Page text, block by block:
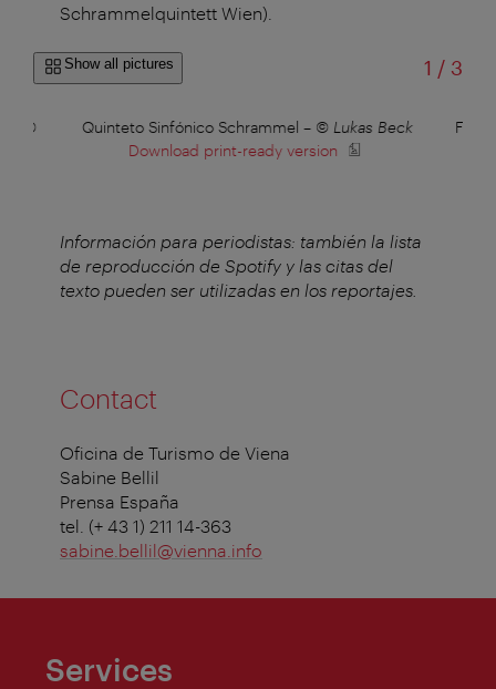
Schrammelquintett Wien).
Show all pictures 1 /of
3
© Quinteto Sinfónico Schrammel – © Lukas Beck
Download print-ready version
Información para periodistas: también la lista
de reproducción de Spotify y las citas del
texto pueden ser utilizadas en los reportajes.
Contact
Oficina de Turismo de Viena
Sabine Bellil
Prensa España
tel. (+ 43 1) 211 14-363
sabine.bellil@vienna.info
Services